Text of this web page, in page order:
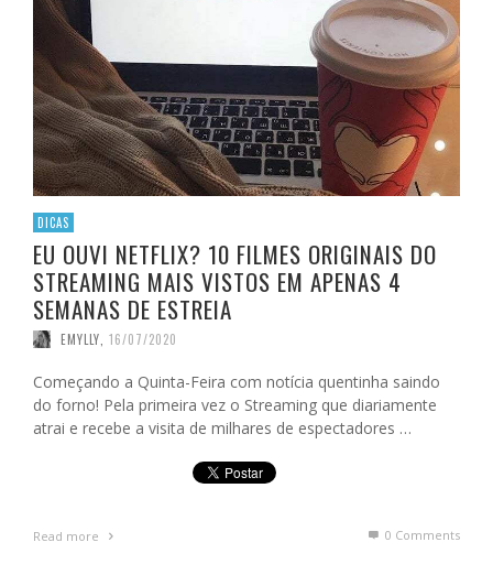
DICAS
EU OUVI NETFLIX? 10 FILMES ORIGINAIS DO
STREAMING‎ MAIS VISTOS EM APENAS 4
SEMANAS DE ESTREIA
EMYLLY 16/07/2020
Começando a Quinta-Feira com notícia quentinha saindo
do forno! Pela primeira vez o Streaming que diariamente
atrai e recebe a visita de milhares de espectadores …
Read more 0 Comments